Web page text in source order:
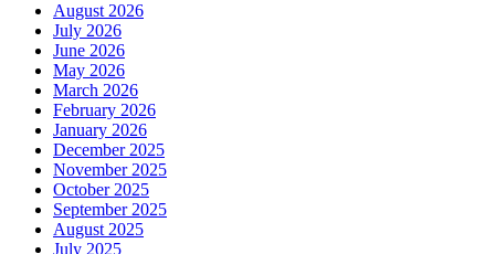
August 2026
July 2026
June 2026
May 2026
March 2026
February 2026
January 2026
December 2025
November 2025
October 2025
September 2025
August 2025
July 2025